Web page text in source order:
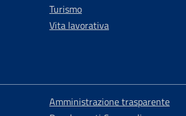
Turismo
Vita lavorativa
Amministrazione trasparente